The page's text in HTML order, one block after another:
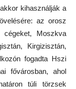
kihasználják a
az orosz
Moszkva
Kirgizisztán,
fogadta Hszi
fővárosban, ahol
túli törzsek